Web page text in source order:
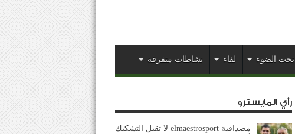
تحت الضوء لقاء نشاطات متفرقة
رأي المايسترو
مصداقية elmaestrosport لا تقبل التشكيك